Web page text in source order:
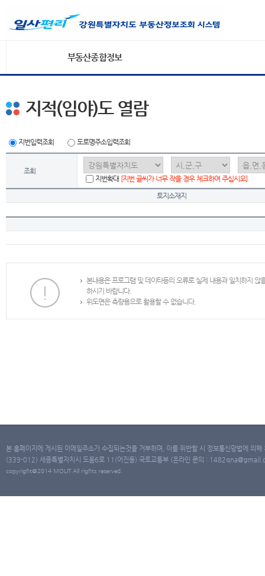
부동산종합정보
지적(임야)도 열람
지번입력조회 도로명주소입력조회
조회
지번확대 [지번 글씨가 너무 작을 경우 체크하여 주십시오]
토지소재지
본내용은 프로그램 및 데이타등의 오류로 실제 내용과 일치하지
하시기 바랍니다.
위도면은 측량용으로 활용할 수 없습니다.
본 홈페이지에 게시된 이메일주소가 수집되는것을 거부하며, 이를 위반할 시 정보통신망법에 의
(339-012) 세종특별자치시 도움6로 11(어진동) 국토교통부 (온라인 문의 :
copyright@2014 MOLIT All rights reserved.